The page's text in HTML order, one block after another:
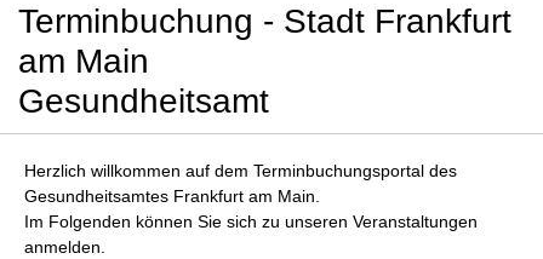
Terminbuchung - Stadt Frankfurt
am Main
Gesundheitsamt
Herzlich willkommen auf dem Terminbuchungsportal des
Gesundheitsamtes Frankfurt am Main.
Im Folgenden können Sie sich zu unseren Veranstaltungen
anmelden.